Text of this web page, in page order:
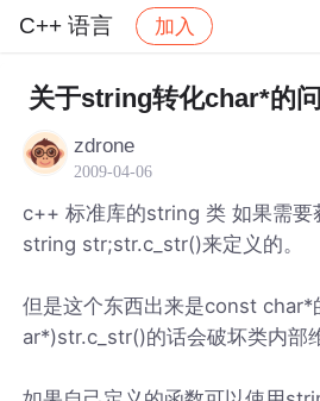
C++ 语言 加入
社区 C++ 语言 帖子详情
关于string转化char*的问
zdrone
2009-04-06
c++ 标准库的string 类 如果需要
string str;str.c_str()来定义的。
但是这个东西出来是const char*
ar*)str.c_str()的话会破坏类内部